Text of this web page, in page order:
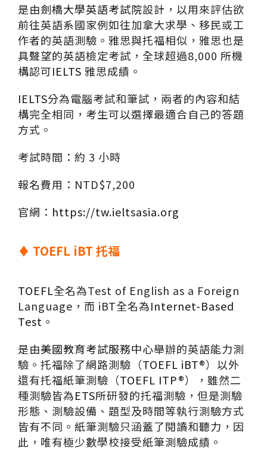
是由劍橋大學英語考試院設計，以用來評估欲
前往英語系國家例如往加拿大求學、移民或工
作者的英語測驗。雅思與托福相似，雅思也是
具聲望的英語檢定考試，全球超過8,000 所機
構認可IELTS 雅思成績。
IELTS分為電腦考試和筆試，兩者的內容和結
構完全相同，考生可以選擇最適合自己的答題
方式。
考試時間：約 3 小時
報名費用：NTD$7,200
官網： https://tw.ieltsasia.org
♦ TOEFL iBT 托福
TOEFL全名為Test of English as a Foreign
Language，而 iBT全名為Internet-Based
Test 。
是由美國教育考試服務中心舉辦的英語能力測
驗。托福除了網路測驗（TOEFL iBT®）以外
還有托福紙筆測驗（TOEFL ITP®），雖然二
種測驗皆為ETS所研發的托福測驗，但是測驗
形態、測驗設備、題型及時間等執行測驗方式
皆有不同。紙筆測驗只涵蓋了閱讀和聽力，因
此，唯有極少數學校接受紙筆測驗成績。